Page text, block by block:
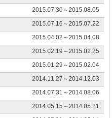
2015.07.30～2015.08.05
2015.07.16～2015.07.22
2015.04.02～2015.04.08
2015.02.19～2015.02.25
2015.01.29～2015.02.04
2014.11.27～2014.12.03
2014.07.31～2014.08.06
2014.05.15～2014.05.21